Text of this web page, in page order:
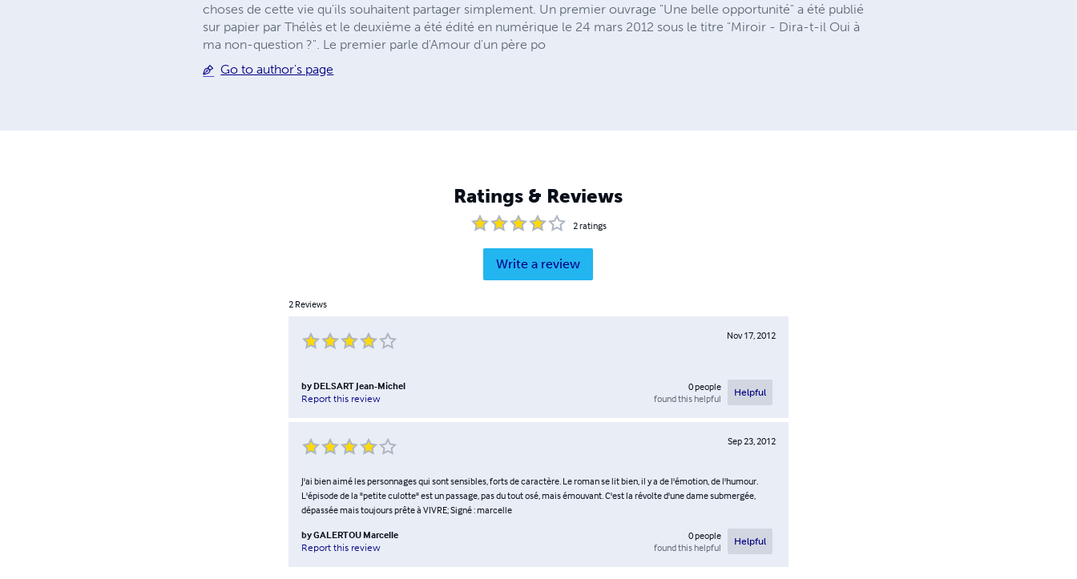
choses de cette vie qu'ils souhaitent partager simplement. Un premier ouvrage "Une belle opportunité" a été publié
sur papier par Thélès et le deuxième a été édité en numérique le 24 mars 2012 sous le titre "Miroir - Dira-t-il Oui à
ma non-question ?". Le premier parle d'Amour d'un père po
Go to author's page
Ratings & Reviews
2ratings
Write a review
2 Reviews
Nov 17, 2012
by DELSART Jean-Michel
Report this review
0people
found this helpful
Helpful
Sep 23, 2012
J'ai bien aimé les personnages qui sont sensibles, forts de caractère. Le roman se lit bien, il y a de l'émotion, de l'humour.
L'épisode de la "petite culotte" est un passage, pas du tout osé, mais émouvant. C'est la révolte d'une dame submergée,
dépassée mais toujours prête à VIVRE; Signé : marcelle
byGALERTOU Marcelle
Report this review
0people
found this helpful
Helpful